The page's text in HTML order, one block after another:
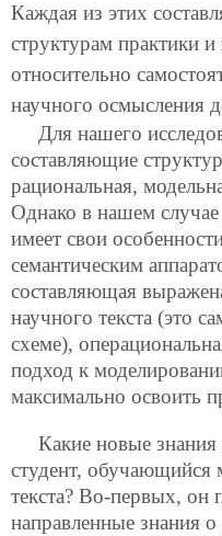
Каждая из этих
структурам практики
относительно
научного осмысления
Для нашего
составляющие
рациональная,
Однако в нашем
имеет свои
семантическим
составляющая
научного текста (это
схеме),
подход к
максимально освоить
Какие новые
студент, обучающийся
текста? Во-первых, он
направленные знания